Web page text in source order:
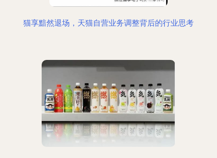
猫享黯然退场，天猫自营业务调整背后的行业思考